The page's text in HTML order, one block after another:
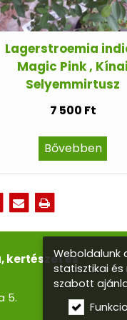
Lagerstroemia
Magic Pink , Kínai
Selyemmirtusz
7 500 Ft
Bővebben
kertészet és
5.
Weboldalunk
statisztikai
szabott